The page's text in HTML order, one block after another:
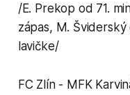
/E. Prekop od 71.
zápas, M.
lavičke/
FC Zlín - MFK